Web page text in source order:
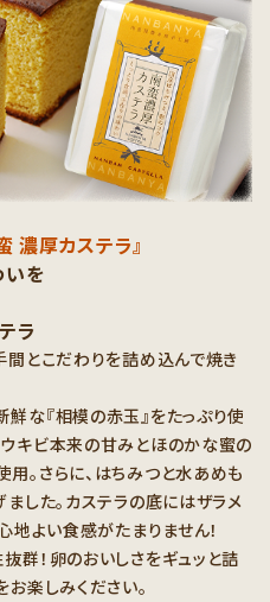
濃厚カステラ』
いを
ラ
とこだわりを詰め込んで焼き
な『相模の赤玉』をたっぷり使
キビ本来の甘みとほのかな蜜の
。さらに、はちみつと水あめも
した。カステラの底にはザラメ
地よい食感がたまりません！
群！卵のおいしさをギュッと詰
楽しみください。